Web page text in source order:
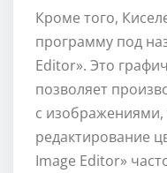
Кроме того,
программу под
Editor». Это
позволяет
с изображениями,
редактирование
Image Editor»